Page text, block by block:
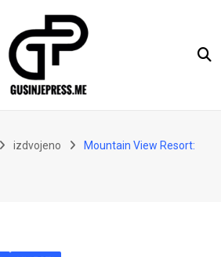
izdvojeno
Mountain View Resort: